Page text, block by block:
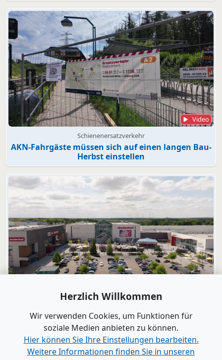
Video
Schienenersatzverkehr
AKN-Fahrgäste müssen sich auf einen langen Bau-
Herbst einstellen
dodenhof
dodenhof als Arbeitgeber in Kaltenkirchen
Alle Videos anzeigen
Herzlich Willkommen
Wir verwenden Cookies, um Funktionen für
soziale Medien anbieten zu können.
Hier können Sie Ihre Einstellungen bearbeiten.
Weitere Informationen finden Sie in unseren